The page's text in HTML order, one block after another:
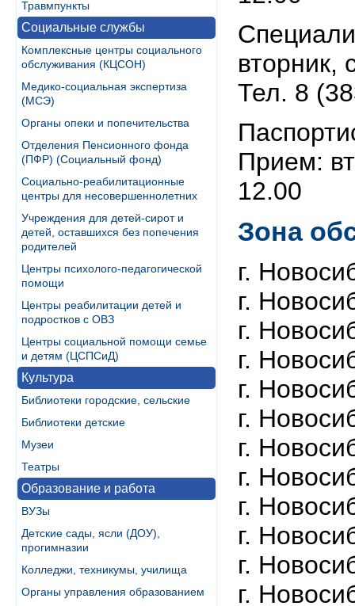
Травмпункты
Социальные службы
Комплексные центры социального
обслуживания (КЦСОН)
Медико-социальная экспертиза
(МСЭ)
Органы опеки и попечительства
Отделения Пенсионного фонда
(ПФР) (Социальный фонд)
Социально-реабилитационные
центры для несовершеннолетних
Учреждения для детей-сирот и
детей, оставшихся без попечения
родителей
Центры психолого-педагогической
помощи
Центры реабилитации детей и
подростков с ОВЗ
Центры социальной помощи семье
и детям (ЦСПСиД)
Культура
Библиотеки городские, сельские
Библиотеки детские
Музеи
Театры
Образование и работа
ВУЗы
Детские сады, ясли (ДОУ),
прогимназии
Колледжи, техникумы, училища
Органы управления образованием
вторник,
Тел. 8
Прием:
12.00
Зона
г.
г.
г.
г.
г.
г.
г.
г.
г.
г.
г.
г.